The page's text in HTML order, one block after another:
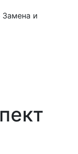
Замена и